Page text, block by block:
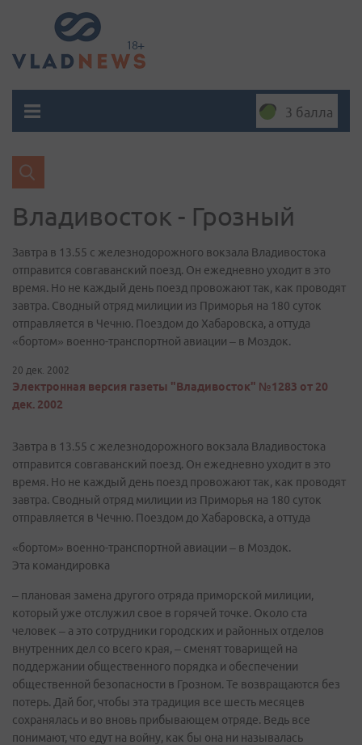
3 балла
Владивосток - Грозный
Завтра в 13.55 с железнодорожного вокзала Владивостока
отправится совгаванский поезд. Он ежедневно уходит в это
время. Но не каждый день поезд провожают так, как проводят
завтра. Сводный отряд милиции из Приморья на 180 суток
отправляется в Чечню. Поездом до Хабаровска, а оттуда
«бортом» военно-транспортной авиации – в Моздок.
20 дек. 2002
Электронная версия газеты "Владивосток" №1283 от 20
дек. 2002
Завтра в 13.55 с железнодорожного вокзала Владивостока
отправится совгаванский поезд. Он ежедневно уходит в это
время. Но не каждый день поезд провожают так, как проводят
завтра. Сводный отряд милиции из Приморья на 180 суток
отправляется в Чечню. Поездом до Хабаровска, а оттуда
«бортом» военно-транспортной авиации – в Моздок.
Эта командировка
– плановая замена другого отряда приморской милиции,
который уже отслужил свое в горячей точке. Около ста
человек – а это сотрудники городских и районных отделов
внутренних дел со всего края, – сменят товарищей на
поддержании общественного порядка и обеспечении
общественной безопасности в Грозном. Те возвращаются без
потерь. Дай бог, чтобы эта традиция все шесть месяцев
сохранялась и во вновь прибывающем отряде. Ведь все
понимают, что едут на войну, как бы она ни называлась